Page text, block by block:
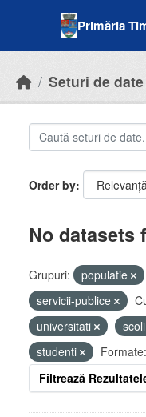
Primăria
Seturi de date
Order by
No datasets
Grupuri: populatie
servicii-publice
universitati
scoli
studenti
Formate:
Filtrează